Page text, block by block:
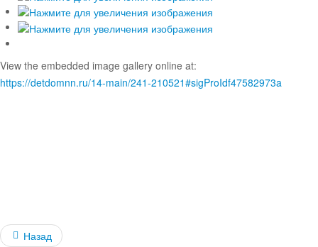
View the embedded image gallery online at:
https://detdomnn.ru/14-main/241-210521#sigProIdf47582973a
Назад